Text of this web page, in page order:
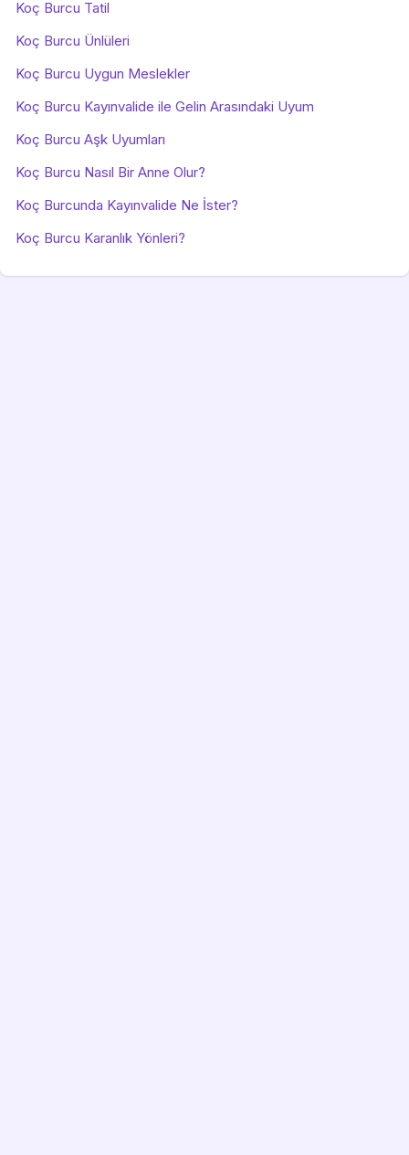
Koç Burcu Tatil
Koç Burcu Ünlüleri
Koç Burcu Uygun Meslekler
Koç Burcu Kayınvalide ile Gelin Arasındaki Uyum
Koç Burcu Aşk Uyumları
Koç Burcu Nasıl Bir Anne Olur?
Koç Burcunda Kayınvalide Ne İster?
Koç Burcu Karanlık Yönleri?